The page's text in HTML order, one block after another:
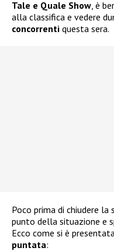
Tale e Quale Show , è
alla classifica e vedere
concorrenti questa sera.
Poco prima di chiudere la
punto della situazione e
Ecco come si è
puntata: